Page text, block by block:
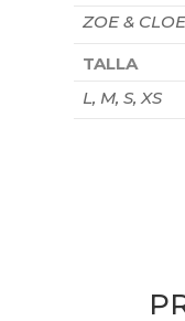
ZOE & CLOE
TALLA
L, M, S, XS